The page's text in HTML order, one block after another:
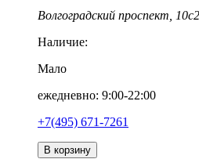
Волгоградский проспект, 10с2
Наличие:
Мало
ежедневно: 9:00-22:00
+7(495) 671-7261
В корзину